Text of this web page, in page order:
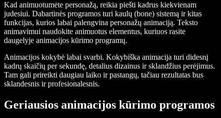
Kad animuotumėte personažą, reikia piešti kadrus kiekvienam
judesiui. Dabartinės programos turi kaulų (bone) sistemą ir kitas
funkcijas, kurios labai palengvina personažų animaciją. Teksto
animavimui naudokite animuotus elementus, kuriuos rasite
daugelyje animacijos kūrimo programų.
Animacijos kokybė labai svarbi. Kokybiška animacija turi didesnį
kadrų skaičių per sekundę, detalius dizainus ir sklandžius perėjimus.
Tam gali prireikti daugiau laiko ir pastangų, tačiau rezultatas bus
sklandesnis ir profesionalesnis.
Geriausios animacijos kūrimo programos